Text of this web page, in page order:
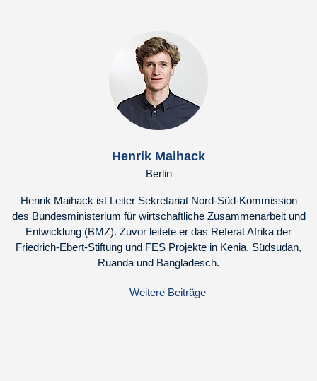
Henrik Maihack
Berlin
Henrik Maihack ist Leiter Sekretariat Nord-Süd-Kommission
des Bundesministerium für wirtschaftliche Zusammenarbeit und
Entwicklung (BMZ). Zuvor leitete er das Referat Afrika der
Friedrich-Ebert-Stiftung und FES Projekte in Kenia, Südsudan,
Ruanda und Bangladesch.
Weitere Beiträge